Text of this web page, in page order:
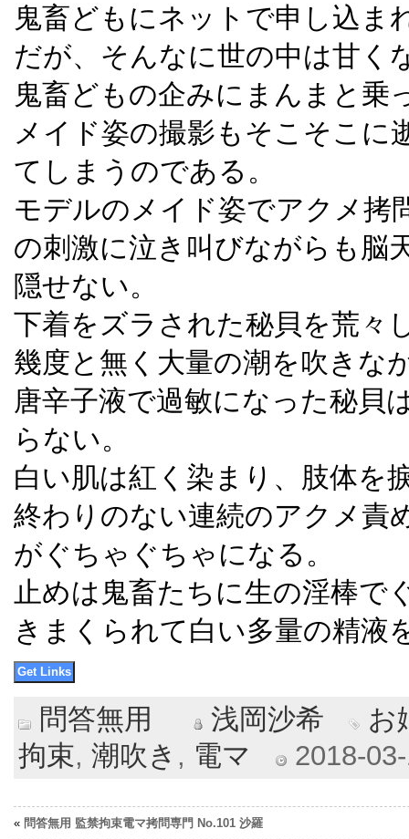
鬼畜どもにネットで申し込ま
だが、そんなに世の中は甘く
鬼畜どもの企みにまんまと乗
メイド姿の撮影もそこそこに
てしまうのである。
モデルのメイド姿でアクメ拷
の刺激に泣き叫びながらも脳
隠せない。
下着をズラされた秘貝を荒々
幾度と無く大量の潮を吹きな
唐辛子液で過敏になった秘貝
らない。
白い肌は紅く染まり、肢体を
終わりのない連続のアクメ責
がぐちゃぐちゃになる。
止めは鬼畜たちに生の淫棒で
きまくられて白い多量の精液
問答無用 浅岡沙希
お
拘束, 潮吹き , 電マ 2018-
« 問答無用 監禁拘束電マ拷問専門 No.101 沙羅